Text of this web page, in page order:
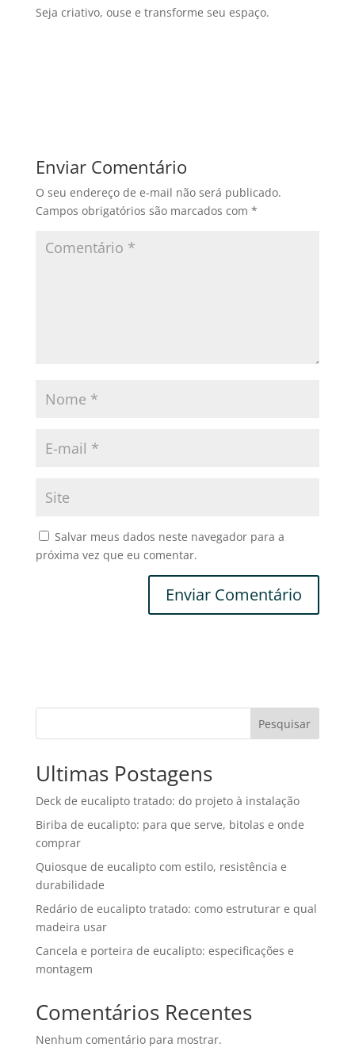
Seja criativo, ouse e transforme seu espaço.
Enviar Comentário
O seu endereço de e-mail não será publicado.
Campos obrigatórios são marcados com *
Salvar meus dados neste navegador para a
próxima vez que eu comentar.
Pesquisar
Ultimas Postagens
Deck de eucalipto tratado: do projeto à instalação
Biriba de eucalipto: para que serve, bitolas e onde
comprar
Quiosque de eucalipto com estilo, resistência e
durabilidade
Redário de eucalipto tratado: como estruturar e qual
madeira usar
Cancela e porteira de eucalipto: especificações e
montagem
Comentários Recentes
Nenhum comentário para mostrar.